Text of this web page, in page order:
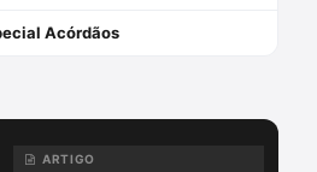
Acórdãos
ARTIGO